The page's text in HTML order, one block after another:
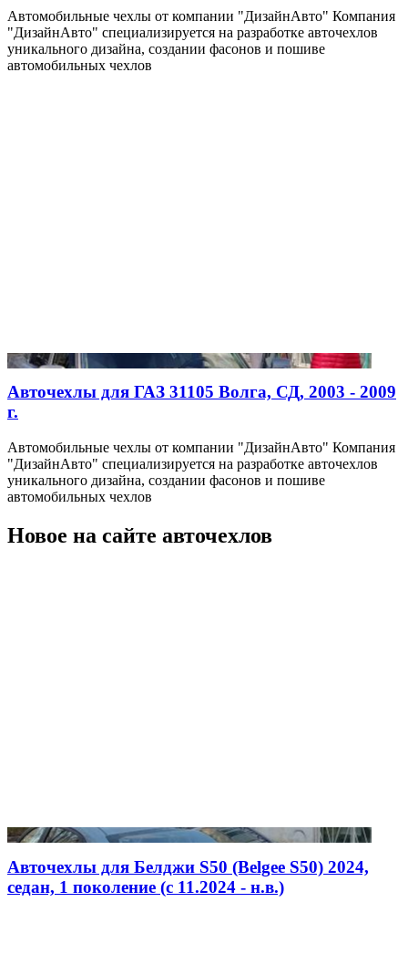
Автомобильные чехлы от компании "ДизайнАвто" Компания
"ДизайнАвто" специализируется на разработке авточехлов
уникального дизайна, создании фасонов и пошиве
автомобильных чехлов
Авточехлы для ГАЗ 31105 Волга, СД, 2003 - 2009
г.
Автомобильные чехлы от компании "ДизайнАвто" Компания
"ДизайнАвто" специализируется на разработке авточехлов
уникального дизайна, создании фасонов и пошиве
автомобильных чехлов
Новое на сайте авточехлов
Авточехлы для Белджи S50 (Belgee S50) 2024,
седан, 1 поколение (c 11.2024 - н.в.)